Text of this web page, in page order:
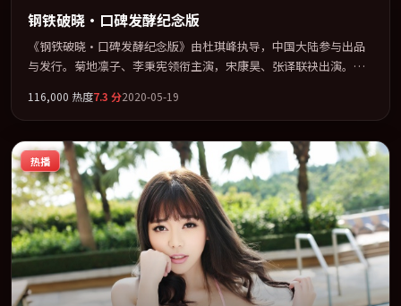
钢铁破晓·口碑发酵纪念版
《钢铁破晓·口碑发酵纪念版》由杜琪峰执导，中国大陆参与出品
与发行。菊地凛子、李秉宪领衔主演，宋康昊、张译联袂出演。节
骨架，在叙事、表演与视听上力求统一。定于 2020-01-03 在内地院
线及主流平台同步亮相，2020 年度话题片中口碑稳健，适合喜欢强
情节与人物弧光的观众完整观看。
116,000 热度7.3 分2020-05-19
热播